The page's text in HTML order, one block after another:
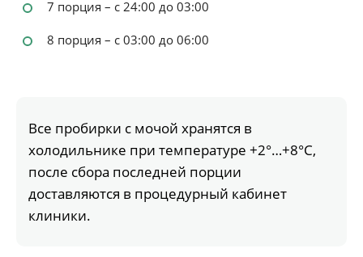
7 порция – с 24:00 до 03:00
8 порция – с 03:00 до 06:00
Все пробирки с мочой хранятся в
холодильнике при температуре +2°…+8°С,
после сбора последней порции
доставляются в процедурный кабинет
клиники.